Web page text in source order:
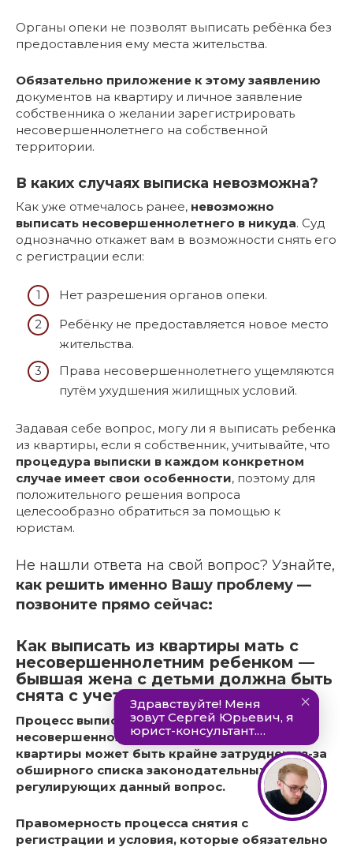
Органы опеки не позволят выписать ребёнка без
предоставления ему места жительства.
Обязательно приложение к этому заявлению
документов на квартиру и личное заявление
собственника о желании зарегистрировать
несовершеннолетнего на собственной
территории.
В каких случаях выписка невозможна?
Как уже отмечалось ранее, невозможно
выписать несовершеннолетнего в никуда. Суд
однозначно откажет вам в возможности снять его
с регистрации если:
Нет разрешения органов опеки.
Ребёнку не предоставляется новое место
жительства.
Права несовершеннолетнего ущемляются
путём ухудшения жилищных условий.
Задавая себе вопрос, могу ли я выписать ребенка
из квартиры, если я собственник, учитывайте, что
процедура выписки в каждом конкретном
случае имеет свои особенности, поэтому для
положительного решения вопроса
целесообразно обратиться за помощью к
юристам.
Не нашли ответа на свой вопрос? Узнайте,
как решить именно Вашу проблему —
позвоните прямо сейчас:
Как выписать из квартиры мать с
несовершеннолетним ребенком —
бывшая жена с детьми должна быть
снята с учета
Процесс выписки матери с
несовершеннолетним ребенком на руках из
квартиры может быть крайне затруднен из-за
обширного списка законодательных актов,
регулирующих данный вопрос.
Правомерность процесса снятия с
регистрации и условия, которые обязательно